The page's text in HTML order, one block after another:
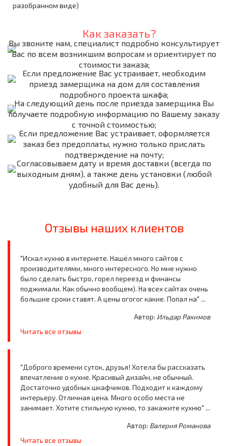
разобранном виде)
Как заказать?
Вы звоните нам, специалист подробно консультирует
Вас по всем возникшим вопросам и ориентирует по
стоимости заказа;
Если предложение Вас устраивает, необходим
приезд замерщика на дом для составления
подробного проекта шкафа;
На следующий день после приезда замерщика Вы
получаете подробную информацию по Вашему заказу
с точной стоимостью;
Если предложение Вас устраивает, оформляется
заказ без предоплаты, нужно только прислать
подтверждение на почту;
Согласовываем дату и время доставки (всегда по
выходным дням), а также день установки (любой
удобный для Вас день).
Отзывы наших клиентов
"Искал кухню в интернете. Нашёл много сайтов с
производителями, много интересного. Но мне нужно
было сделать быстро, горел переезд и финансы
поджимали. Как обычно вообщем). На всех сайтах очень
большие сроки ставят. А цены огогог какие. Попал на" ...
Автор: Ильдар Рахимов
Читать все отзывы
"Доброго времени суток, друзья! Хотела бы рассказать
впечатление о кухне. Красивый дизайн, не обычный.
Достаточно удобных шкафчиков. Подходит к каждому
интерьеру. Отличная цена. Много особо места не
занимает. Хотите стильную кухню, то закажите кухню" ...
Автор: Валерия Романова
Читать все отзывы